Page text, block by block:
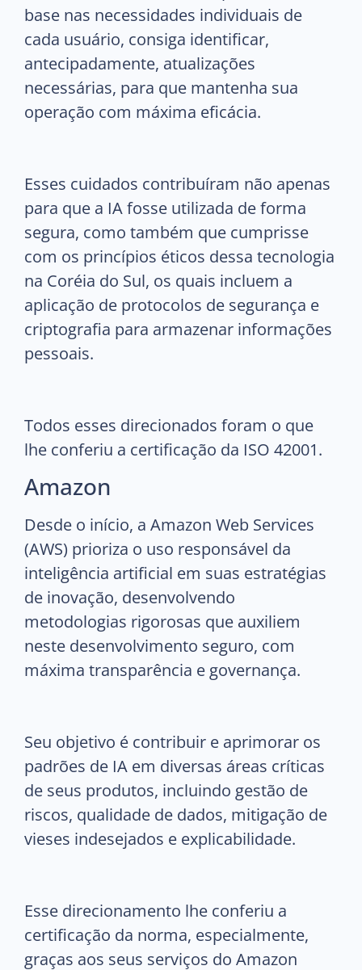
base nas necessidades individuais de
cada usuário, consiga identificar,
antecipadamente, atualizações
necessárias, para que mantenha sua
operação com máxima eficácia.
Esses cuidados contribuíram não apenas
para que a IA fosse utilizada de forma
segura, como também que cumprisse
com os princípios éticos dessa tecnologia
na Coréia do Sul, os quais incluem a
aplicação de protocolos de segurança e
criptografia para armazenar informações
pessoais.
Todos esses direcionados foram o que
lhe conferiu a certificação da ISO 42001.
Amazon
Desde o início, a Amazon Web Services
(AWS) prioriza o uso responsável da
inteligência artificial em suas estratégias
de inovação, desenvolvendo
metodologias rigorosas que auxiliem
neste desenvolvimento seguro, com
máxima transparência e governança.
Seu objetivo é contribuir e aprimorar os
padrões de IA em diversas áreas críticas
de seus produtos, incluindo gestão de
riscos, qualidade de dados, mitigação de
vieses indesejados e explicabilidade.
Esse direcionamento lhe conferiu a
certificação da norma, especialmente,
graças aos seus serviços do Amazon